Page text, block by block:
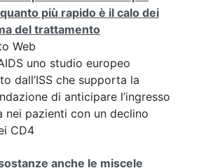
più rapido è il calo dei
del trattamento
Web
uno studio europeo
dall’ISS che supporta la
di anticipare l’ingresso
nei pazienti con un declino
CD4
anche le miscele